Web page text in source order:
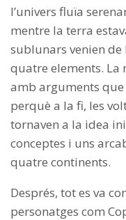
l’univers fluïa
mentre la terra
sublunars venien
quatre elements. La
amb arguments
perquè a la fi, les
tornaven a la idea
conceptes i uns
quatre continents.
Després, tot es va
personatges com